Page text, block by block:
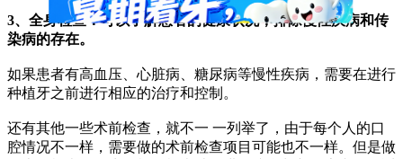
3、全身检查：可以了解患者的健康状况，排除慢性疾病和传
染病的存在。
如果患者有高血压、心脏病、糖尿病等慢性疾病，需要在进行
种植牙之前进行相应的治疗和控制。
还有其他一些术前检查，就不一 一列举了，由于每个人的口
腔情况不一样，需要做的术前检查项目可能也不一样。但是做